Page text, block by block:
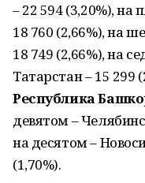
– 22 594 (3,20%), на
18 760 (2,66%), на
18 749 (2,66%), на
Татарстан – 15 299
Республика
девятом –
на десятом –
(1,70%).